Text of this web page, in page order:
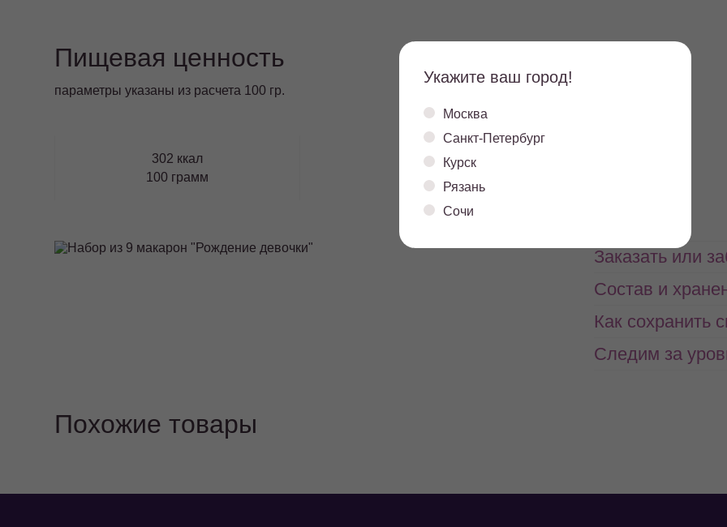
Пищевая ценность
параметры указаны из расчета 100 гр.
302 ккал
100 грамм
5.3
белки
Заказать или
Состав и
Как сохранить
Следим за
Похожие товары
Укажите ваш город!
Москва
Санкт-Петербург
Курск
Рязань
Сочи